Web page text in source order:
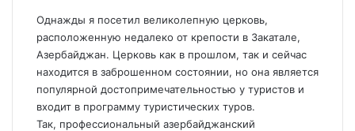
Однажды я посетил великолепную церковь,
расположенную недалеко от крепости в Закатале,
Азербайджан. Церковь как в прошлом, так и сейчас
находится в заброшенном состоянии, но она является
популярной достопримечательностью у туристов и
входит в программу туристических туров.
Так, профессиональный азербайджанский